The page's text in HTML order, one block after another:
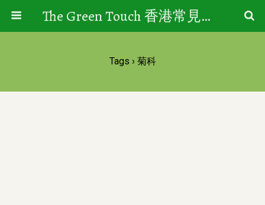
The Green Touch 香港常見樹木園藝生活
Tags › 菊科